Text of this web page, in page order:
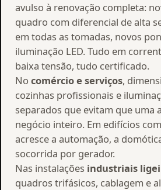
avulso à renovação completa:
quadro com diferencial de alta
em todas as tomadas, novos
iluminação LED. Tudo em
baixa tensão, tudo certificado.
No comércio e serviços,
cozinhas profissionais e
separados que evitam que uma
negócio inteiro. Em edifícios
acresce a automação, a
socorrida por gerador.
Nas instalações industriais
quadros trifásicos, cablagem e